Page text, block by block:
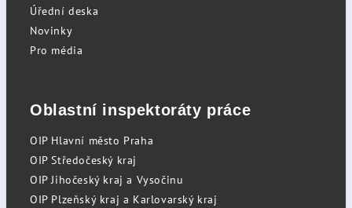
Úřední deska
Novinky
Pro média
Oblastní inspektoráty práce
OIP Hlavní město Praha
OIP Středočeský kraj
OIP Jihočeský kraj a Vysočinu
OIP Plzeňský kraj a Karlovarský kraj